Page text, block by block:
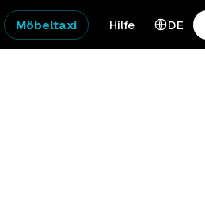
Möbeltaxi Hilfe DE